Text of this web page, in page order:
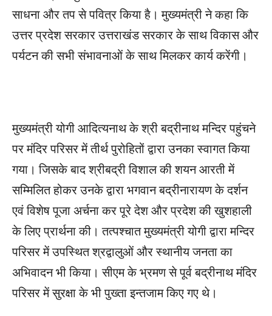
साधना और तप से पवित्र किया है। मुख्यमंत्री ने कहा कि
उत्तर प्रदेश सरकार उत्तराखंड सरकार के साथ विकास और
पर्यटन की सभी संभावनाओं के साथ मिलकर कार्य करेंगी।
मुख्यमंत्री योगी आदित्यनाथ के श्री बद्रीनाथ मन्दिर पहुंचने
पर मंदिर परिसर में तीर्थ पुरोहितों द्वारा उनका स्वागत किया
गया। जिसके बाद श्रीबद्री विशाल की शयन आरती में
सम्मिलित होकर उनके द्वारा भगवान बद्रीनारायण के दर्शन
एवं विशेष पूजा अर्चना कर पूरे देश और प्रदेश की खुशहाली
के लिए प्रार्थना की। तत्पश्चात मुख्यमंत्री योगी द्वारा मन्दिर
परिसर में उपस्थित श्रद्वालुओं और स्थानीय जनता का
अभिवादन भी किया। सीएम के भ्रमण से पूर्व बद्रीनाथ मंदिर
परिसर में सुरक्षा के भी पुख्ता इन्तजाम किए गए थे।